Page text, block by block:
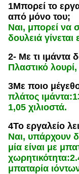
1Μπορεί το
από μόνο του;
Ναι, μπορεί να
δουλειά γίνεται
2- Με τι ιμάντα
Πλαστικό
3Με ποιο
πλάτος
1,05 χιλιοστά.
4Το εργαλείο
Ναι, υπάρχουν
μία είναι με
μπαταρία